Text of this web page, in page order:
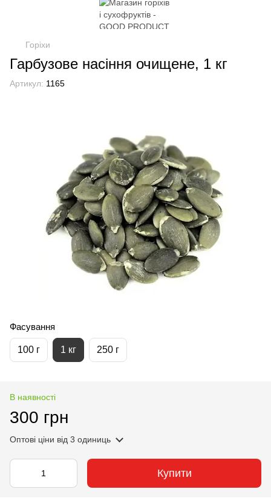
Горіхи
Гарбузове насіння очищене, 1 кг
Артикул: 1165
Фасування
100 г 1 кг 250 г
В наявності
300 грн
Оптові ціни від 3 одиниць
Купити